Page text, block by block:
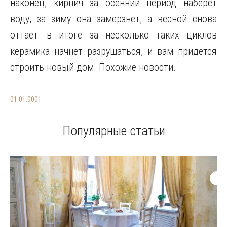
наконец, кирпич за осенний период наберет
воду, за зиму она замерзнет, а весной снова
оттает: в итоге за несколько таких циклов
керамика начнет разрушаться, и вам придется
строить новый дом. Похожие новости.
01.01.0001
Популярные статьи